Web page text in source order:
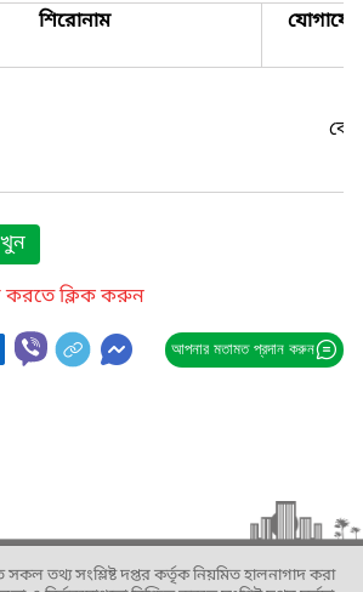
শিরোনাম
করতে ক্লিক করুন
আপনার মতামত প্রদান করুন
তথ্য সংশ্লিষ্ট দপ্তর কর্তৃক নিয়মিত হালনাগাদ করা